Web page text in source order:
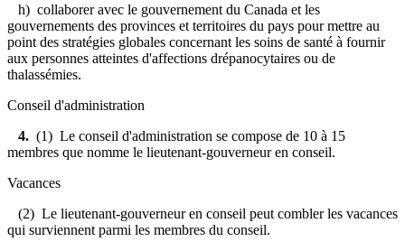
h) collaborer avec le gouvernement du Canada et les
gouvernements des provinces et territoires du pays pour mettre au
point des stratégies globales concernant les soins de santé à fournir
aux personnes atteintes d'affections drépanocytaires ou de
thalassémies.
Conseil d'administration
4. (1) Le conseil d'administration se compose de 10 à 15
membres que nomme le lieutenant-gouverneur en conseil.
Vacances
(2) Le lieutenant-gouverneur en conseil peut combler les vacances
qui surviennent parmi les membres du conseil.